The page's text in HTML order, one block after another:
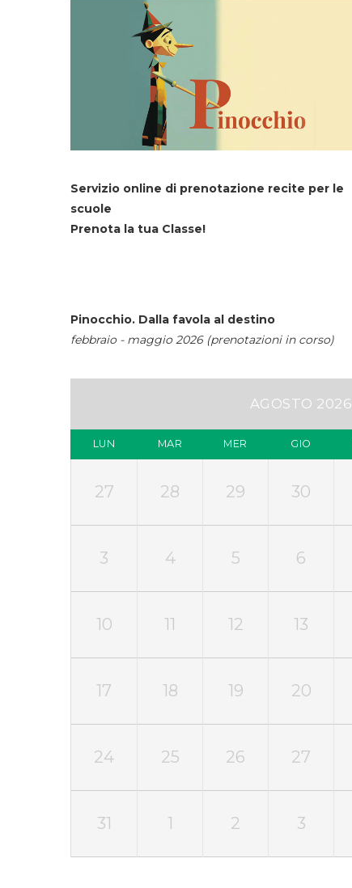
Servizio online di prenotazione recite per le
scuole
Prenota la tua Classe!
Pinocchio. Dalla favola al destino
febbraio - maggio 2026 (prenotazioni in corso)
AGOSTO 2026
LUN MAR MER GIO
27 28 29 30
3 4 5 6
10 11 12 13
17 18 19 20
24 25 26 27
31 1 2 3